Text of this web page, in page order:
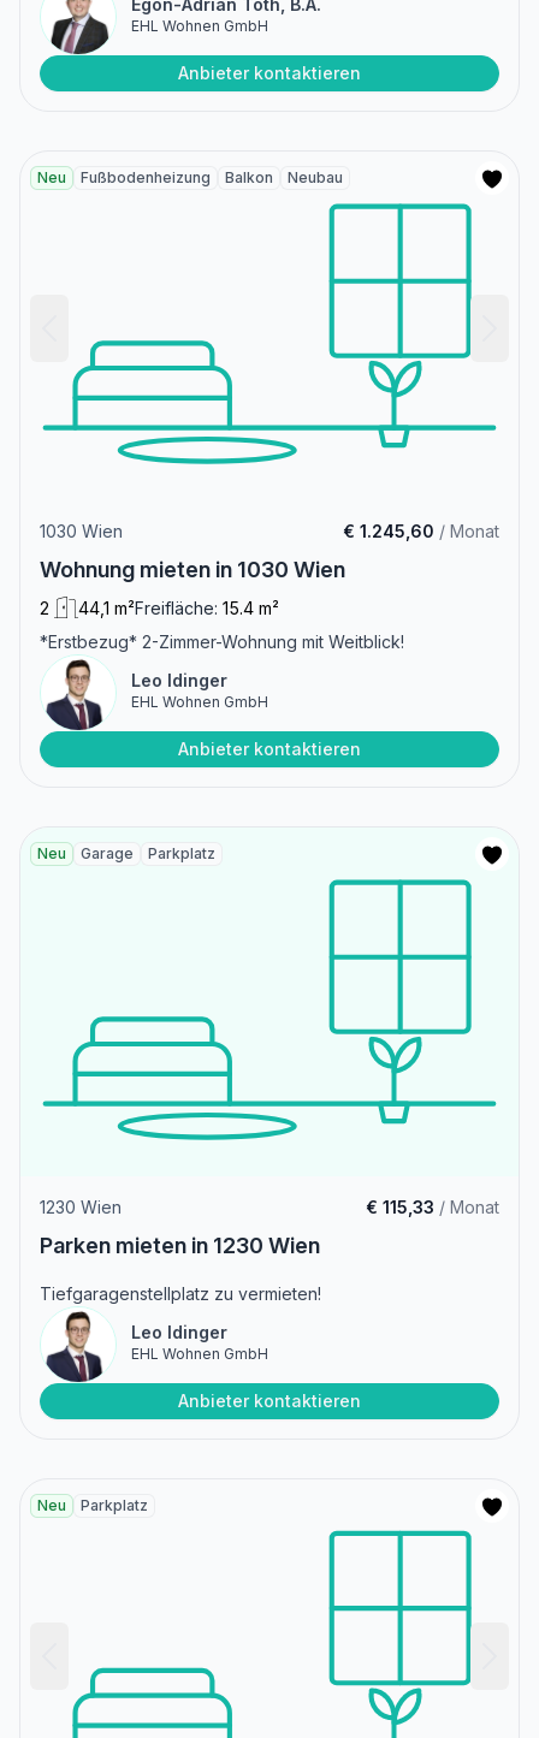
Egon-Adrian Toth, B.A.
EHL Wohnen GmbH
Anbieter kontaktieren
Neu Fußbodenheizung Balkon Neubau
1030 Wien € 1.245,60 / Monat
Wohnung mieten in 1030 Wien
2 44,1 m²Freifläche: 15.4 m²
*Erstbezug* 2-Zimmer-Wohnung mit Weitblick!
Leo Idinger
EHL Wohnen GmbH
Anbieter kontaktieren
Neu Garage Parkplatz
1230 Wien € 115,33 / Monat
Parken mieten in 1230 Wien
Tiefgaragenstellplatz zu vermieten!
Leo Idinger
EHL Wohnen GmbH
Anbieter kontaktieren
Neu Parkplatz